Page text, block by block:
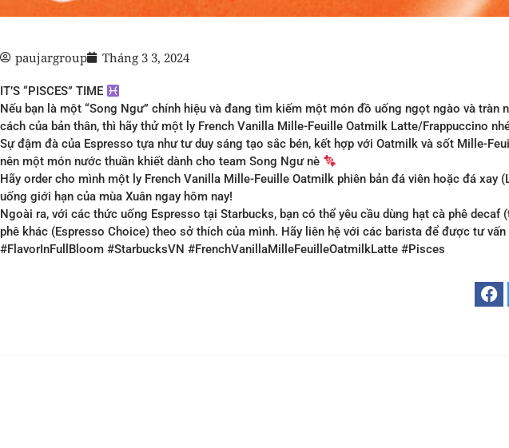
paujargroup Tháng 3 3, 2024
IT’S “PISCES” TIME
Nếu bạn là một “Song Ngư” chính hiệu và đang tìm kiếm một món đồ uống ngọt ngào và tràn
cách của bản thân, thì hãy thử một ly French Vanilla Mille-Feuille Oatmilk Latte/Frappuccino
Sự đậm đà của Espresso tựa như tư duy sáng tạo sắc bén, kết hợp với Oatmilk và sốt Mille-
nên một món nước thuần khiết dành cho team Song Ngư nè
Hãy order cho mình một ly French Vanilla Mille-Feuille Oatmilk phiên bản đá viên hoặc đá xay
uống giới hạn của mùa Xuân ngay hôm nay!
Ngoài ra, với các thức uống Espresso tại Starbucks, bạn có thể yêu cầu dùng hạt cà phê decaf
phê khác (Espresso Choice) theo sở thích của mình. Hãy liên hệ với các barista để được tư vấn
#FlavorInFullBloom #StarbucksVN #FrenchVanillaMilleFeuilleOatmilkLatte #Pisces